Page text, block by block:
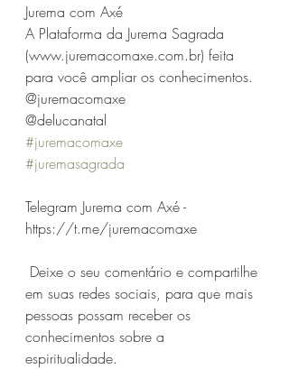
Jurema com Axé
A Plataforma da Jurema Sagrada
(www.juremacomaxe.com.br) feita
para você ampliar os conhecimentos.
@juremacomaxe
@delucanatal
#juremacomaxe
#juremasagrada
Telegram Jurema com Axé -
https://t.me/juremacomaxe
em suas redes sociais, para que mais
pessoas possam receber os
conhecimentos sobre a
espiritualidade.